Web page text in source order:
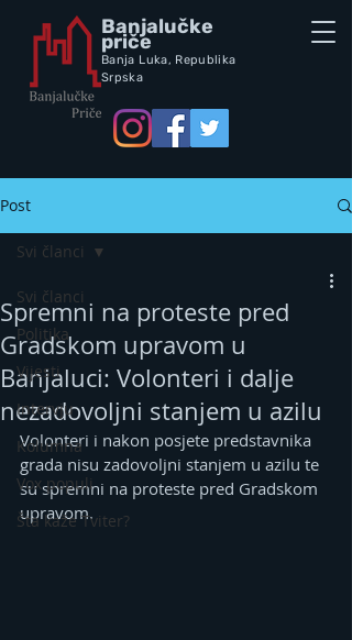
Banjalučke
priče
Banja Luka, Republika
Srpska
Post
Svi članci
Politika
Vijesti
Intervju
Kolumna
Vox populi
Šta kaže Tviter?
Svi članci
Spremni na proteste pred
Gradskom upravom u
Banjaluci: Volonteri i dalje
nezadovoljni stanjem u azilu
Volonteri i nakon posjete predstavnika
grada nisu zadovoljni stanjem u azilu te
su spremni na proteste pred Gradskom
upravom.